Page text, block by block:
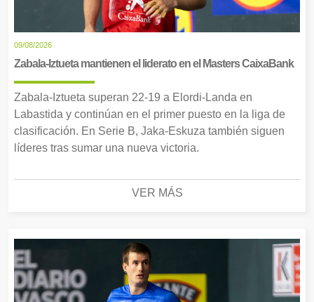
09/08/2026
Zabala-Iztueta mantienen el liderato en el Masters CaixaBank
Zabala-Iztueta superan 22-19 a Elordi-Landa en
Labastida y continúan en el primer puesto en la liga de
clasificación. En Serie B, Jaka-Eskuza también siguen
líderes tras sumar una nueva victoria.
VER MÁS